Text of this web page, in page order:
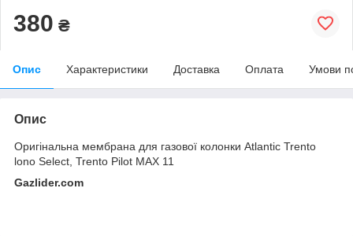
380 ₴
Опис Характеристики Доставка Оплата Умови
Опис
Оригінальна мембрана для газової колонки Atlantic Trento
lono Select, Trento Pilot MAX 11
Gazlider.com